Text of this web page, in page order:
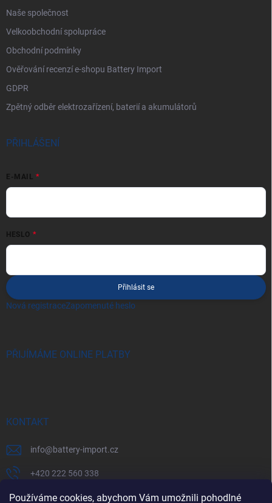
Používáme cookies, abychom Vám umožnili pohodlné
Naše společnost
Velkoobchodní spolupráce
Obchodní podmínky
Ověřování recenzí e-shopu Battery Import
GDPR
Zpětný odběr elektrozařízení, baterií a akumulátorů
PŘIHLÁŠENÍ
E-MAIL
HESLO
Přihlásit se
Nová registraceZapomenuté heslo
PŘIJÍMÁME ONLINE PLATBY
KONTAKT
info@battery-import.cz
+420 222 560 338
+420 774 969 705